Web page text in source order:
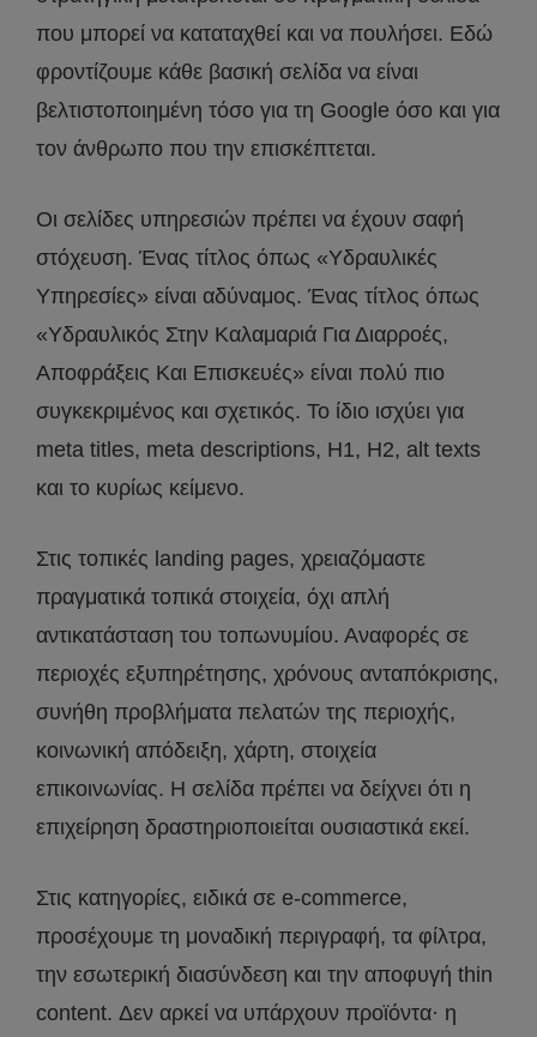
που μπορεί να καταταχθεί και να πουλήσει. Εδώ
φροντίζουμε κάθε βασική σελίδα να είναι
βελτιστοποιημένη τόσο για τη Google όσο και για
τον άνθρωπο που την επισκέπτεται.
Οι σελίδες υπηρεσιών πρέπει να έχουν σαφή
στόχευση. Ένας τίτλος όπως «Υδραυλικές
Υπηρεσίες» είναι αδύναμος. Ένας τίτλος όπως
«Υδραυλικός Στην Καλαμαριά Για Διαρροές,
Αποφράξεις Και Επισκευές» είναι πολύ πιο
συγκεκριμένος και σχετικός. Το ίδιο ισχύει για
meta titles, meta descriptions, H1, H2, alt texts
και το κυρίως κείμενο.
Στις τοπικές landing pages, χρειαζόμαστε
πραγματικά τοπικά στοιχεία, όχι απλή
αντικατάσταση του τοπωνυμίου. Αναφορές σε
περιοχές εξυπηρέτησης, χρόνους ανταπόκρισης,
συνήθη προβλήματα πελατών της περιοχής,
κοινωνική απόδειξη, χάρτη, στοιχεία
επικοινωνίας. Η σελίδα πρέπει να δείχνει ότι η
επιχείρηση δραστηριοποιείται ουσιαστικά εκεί.
Στις κατηγορίες, ειδικά σε e-commerce,
προσέχουμε τη μοναδική περιγραφή, τα φίλτρα,
την εσωτερική διασύνδεση και την αποφυγή thin
content. Δεν αρκεί να υπάρχουν προϊόντα· η